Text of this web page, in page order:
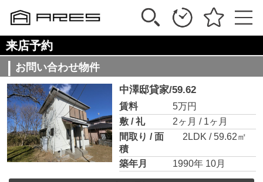
来店予約
お問い合わせ物件
中澤邸貸家/59.62
賃料
5万円
敷 / 礼
2ヶ月 / 1ヶ月
間取り / 面
積
2LDK / 59.62㎡
築年月 1990年 10月